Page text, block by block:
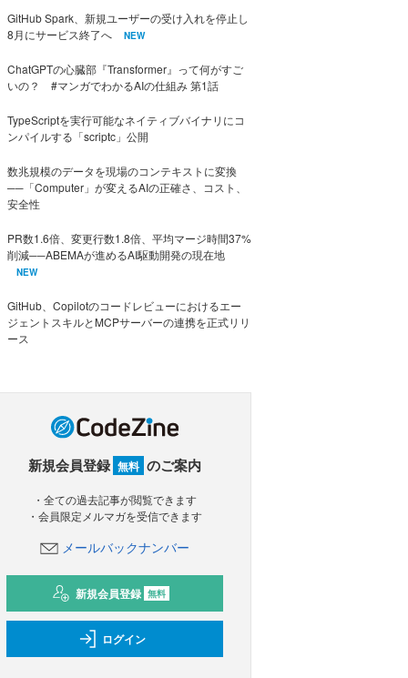
GitHub Spark、新規ユーザーの受け入れを停止し
8月にサービス終了へ
NEW
ChatGPTの心臓部『Transformer』って何がすご
いの？ #マンガでわかるAIの仕組み 第1話
TypeScriptを実行可能なネイティブバイナリにコ
ンパイルする「scriptc」公開
数兆規模のデータを現場のコンテキストに変換
──「Computer」が変えるAIの正確さ、コスト、
安全性
PR数1.6倍、変更行数1.8倍、平均マージ時間37%
削減──ABEMAが進めるAI駆動開発の現在地
NEW
GitHub、Copilotのコードレビューにおけるエー
ジェントスキルとMCPサーバーの連携を正式リリ
ース
新規会員登録 無料 のご案内
・全ての過去記事が閲覧できます
・会員限定メルマガを受信できます
メールバックナンバー
新規会員登録 無料
ログイン